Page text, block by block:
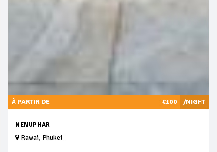
/NIGHT
À PARTIR DE €100
NENUPHAR
Rawai, Phuket